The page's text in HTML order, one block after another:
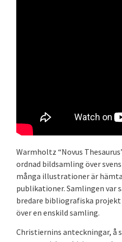
Warmholtz “Novus
ordnad bildsamling över
många illustrationer är
publikationer. Samlingen var
bredare bibliografiska
över en enskild samling.
Christiernins anteckningar, å